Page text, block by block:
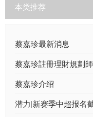
本类推荐
蔡嘉珍最新消息
蔡嘉珍註冊理財規劃師
蔡嘉珍介绍